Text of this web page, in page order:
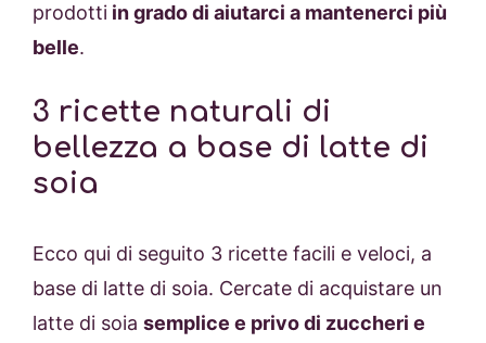
prodotti in grado di aiutarci a mantenerci più
belle.
3 ricette naturali di
bellezza a base di latte di
soia
Ecco qui di seguito 3 ricette facili e veloci, a
base di latte di soia. Cercate di acquistare un
latte di soia semplice e privo di zuccheri e